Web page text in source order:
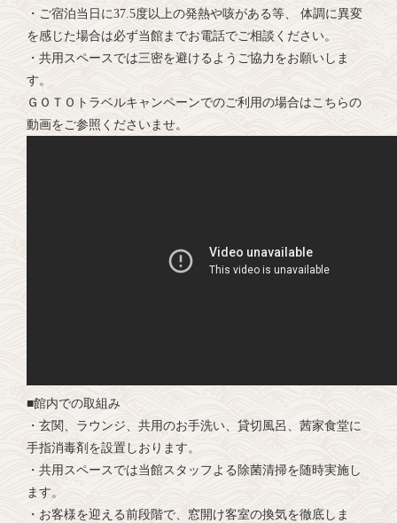
・ご宿泊当日に37.5度以上の発熱や咳がある等、 体調に異変
を感じた場合は必ず当館までお電話でご相談ください。
・共用スペースでは三密を避けるようご協力をお願いしま
す。
ＧＯＴＯトラベルキャンペーンでのご利用の場合はこちらの
動画をご参照くださいませ。
■館内での取組み
・玄関、ラウンジ、共用のお手洗い、貸切風呂、茜家食堂に
手指消毒剤を設置しおります。
・共用スペースでは当館スタッフよる除菌清掃を随時実施し
ます。
・お客様を迎える前段階で、窓開け客室の換気を徹底しま